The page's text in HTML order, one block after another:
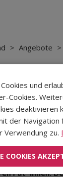
> Angebote >
dort ist eine
Pat*innen.
und
Cookies.
deaktivieren
der
Verwendung zu.
COOKIES